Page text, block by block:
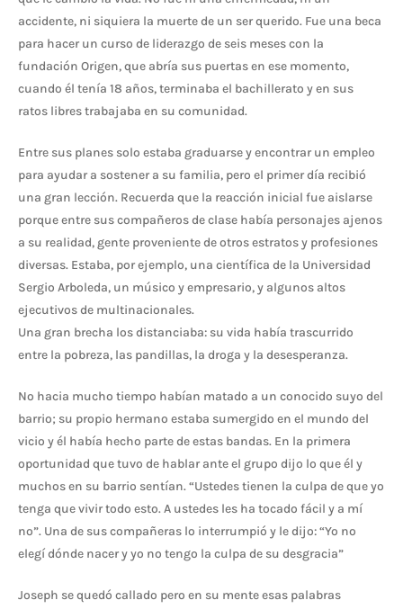
accidente, ni siquiera la muerte de un ser querido. Fue una beca
para hacer un curso de liderazgo de seis meses con la
fundación Origen, que abría sus puertas en ese momento,
cuando él tenía 18 años, terminaba el bachillerato y en sus
ratos libres trabajaba en su comunidad.
Entre sus planes solo estaba graduarse y encontrar un empleo
para ayudar a sostener a su familia, pero el primer día recibió
una gran lección. Recuerda que la reacción inicial fue aislarse
porque entre sus compañeros de clase había personajes ajenos
a su realidad, gente proveniente de otros estratos y profesiones
diversas. Estaba, por ejemplo, una científica de la Universidad
Sergio Arboleda, un músico y empresario, y algunos altos
ejecutivos de multinacionales.
Una gran brecha los distanciaba: su vida había trascurrido
entre la pobreza, las pandillas, la droga y la desesperanza.
No hacia mucho tiempo habían matado a un conocido suyo del
barrio; su propio hermano estaba sumergido en el mundo del
vicio y él había hecho parte de estas bandas. En la primera
oportunidad que tuvo de hablar ante el grupo dijo lo que él y
muchos en su barrio sentían. “Ustedes tienen la culpa de que yo
tenga que vivir todo esto. A ustedes les ha tocado fácil y a mí
no”. Una de sus compañeras lo interrumpió y le dijo: “Yo no
elegí dónde nacer y yo no tengo la culpa de su desgracia”
Joseph se quedó callado pero en su mente esas palabras